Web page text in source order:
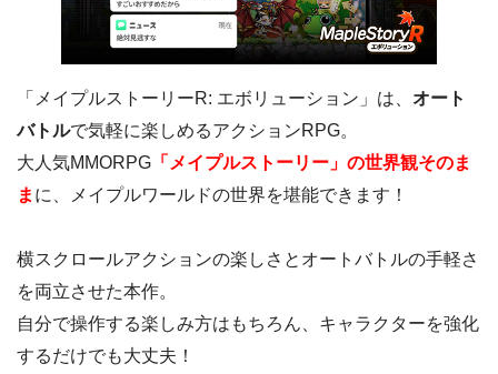
「メイプルストーリーR: エボリューション」は、 オート
バトルで気軽に楽しめるアクションRPG。
大人気MMORPG 「メイプルストーリー」の世界観そのま
ま に、メイプルワールドの世界を堪能できます！
横スクロールアクションの楽しさとオートバトルの手軽さ
を両立させた本作。
自分で操作する楽しみ方はもちろん、キャラクターを強化
するだけでも大丈夫！